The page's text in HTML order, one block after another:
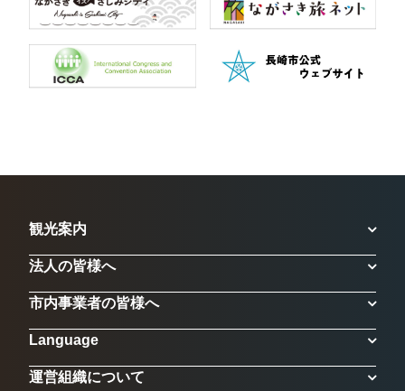
観光案内
法人の皆様へ
市内事業者の皆様へ
Language
運営組織について